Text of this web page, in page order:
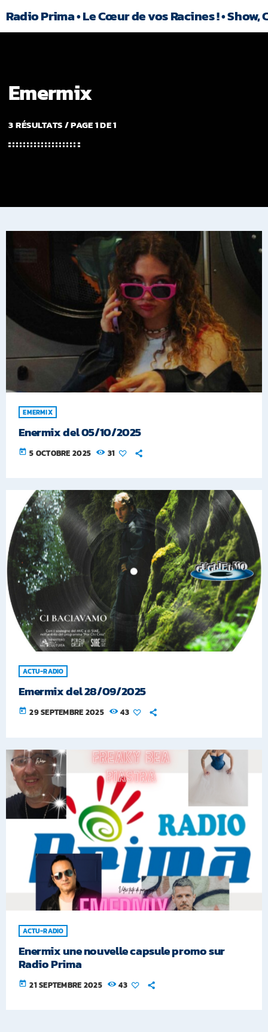
Radio Prima • Le Cœur de vos Racines ! •
Emermix
3 RÉSULTATS / PAGE 1 DE 1
EMERMIX
Enermix del 05/10/2025
today 5 OCTOBRE 2025 31
ACTU-RADIO
Emermix del 28/09/2025
today 29 SEPTEMBRE 2025 43
ACTU-RADIO
Enermix une nouvelle capsule promo sur
Radio Prima
today 21 SEPTEMBRE 2025 43